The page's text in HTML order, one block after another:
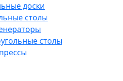
доски
столы
столы